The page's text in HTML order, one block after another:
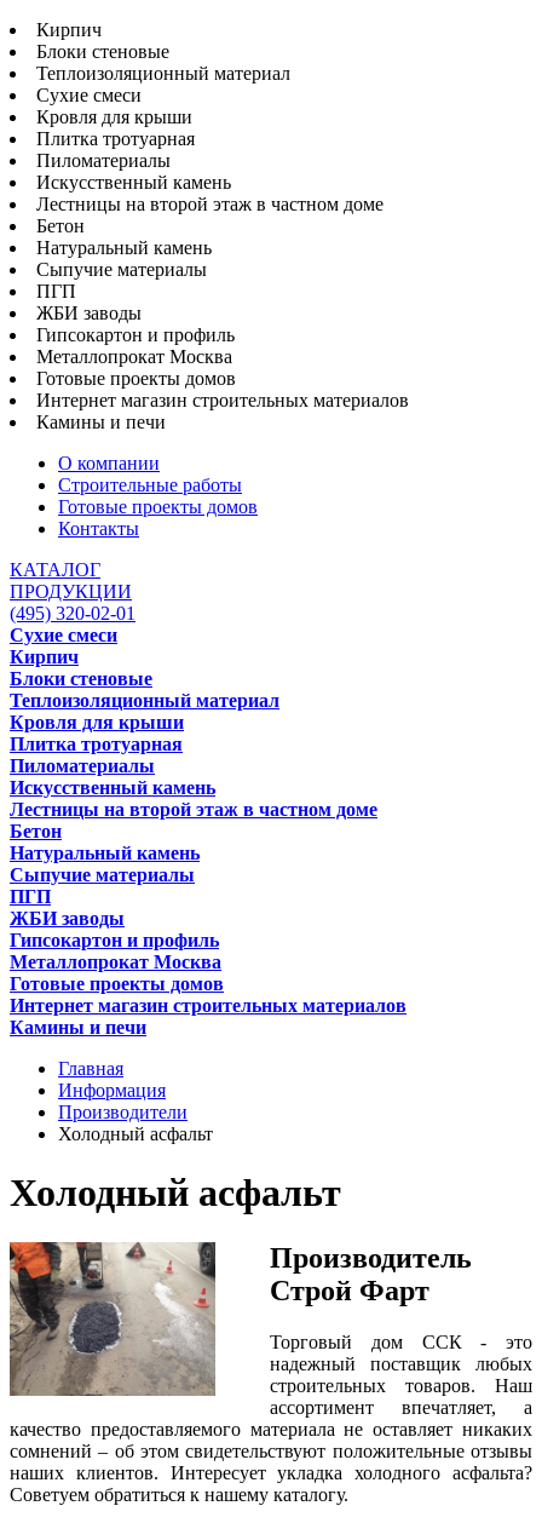
Кирпич
Блоки стеновые
Теплоизоляционный материал
Сухие смеси
Кровля для крыши
Плитка тротуарная
Пиломатериалы
Искусственный камень
Лестницы на второй этаж в частном доме
Бетон
Натуральный камень
Сыпучие материалы
ПГП
ЖБИ заводы
Гипсокартон и профиль
Металлопрокат Москва
Готовые проекты домов
Интернет магазин строительных материалов
Камины и печи
О компании
Строительные работы
Готовые проекты домов
Контакты
КАТАЛОГ
ПРОДУКЦИИ
(495) 320-02-01
Сухие смеси
Кирпич
Блоки стеновые
Теплоизоляционный материал
Кровля для крыши
Плитка тротуарная
Пиломатериалы
Искусственный камень
Лестницы на второй этаж в частном доме
Бетон
Натуральный камень
Сыпучие материалы
ПГП
ЖБИ заводы
Гипсокартон и профиль
Металлопрокат Москва
Готовые проекты домов
Интернет магазин строительных материалов
Камины и печи
Главная
Информация
Производители
Холодный асфальт
Холодный асфальт
Производитель
Строй Фарт
Торговый дом ССК - это
надежный поставщик любых
строительных товаров. Наш
ассортимент впечатляет, а
качество предоставляемого материала не оставляет никаких
сомнений – об этом свидетельствуют положительные отзывы
наших клиентов. Интересует укладка холодного асфальта?
Советуем обратиться к нашему каталогу.